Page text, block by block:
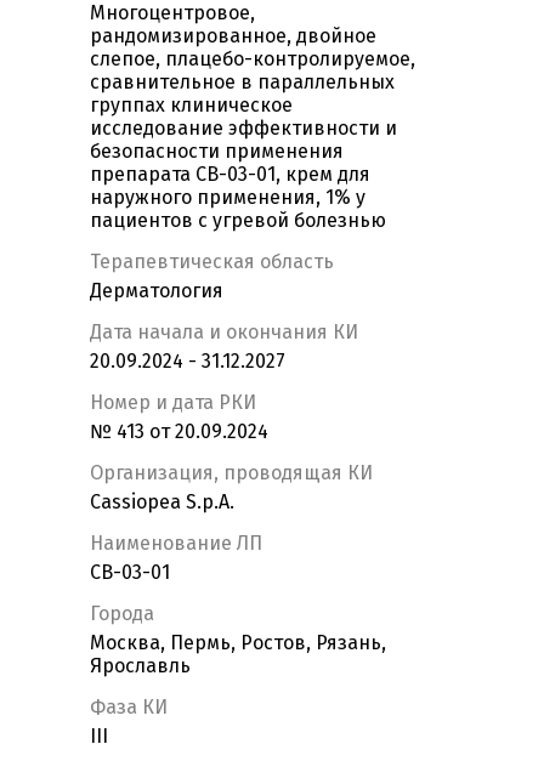
Многоцентровое,
рандомизированное, двойное
слепое, плацебо-контролируемое,
сравнительное в параллельных
группах клиническое
исследование эффективности и
безопасности применения
препарата CB-03-01, крем для
наружного применения, 1% у
пациентов с угревой болезнью
Терапевтическая область
Дерматология
Дата начала и окончания КИ
20.09.2024 - 31.12.2027
Номер и дата РКИ
№ 413 от 20.09.2024
Организация, проводящая КИ
Cassiopea S.p.A.
Наименование ЛП
СВ-03-01
Города
Москва, Пермь, Ростов, Рязань,
Ярославль
Фаза КИ